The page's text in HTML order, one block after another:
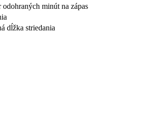
odohraných minút na zápas
dĺžka striedania